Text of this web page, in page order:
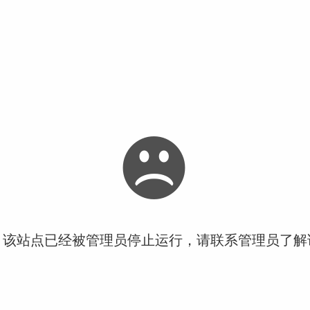
站点已经被管理员停止运行，请联系管理员了